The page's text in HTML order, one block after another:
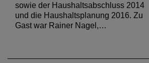
sowie der Haushaltsabschluss 2014
und die Haushaltsplanung 2016. Zu
Gast war Rainer Nagel,…